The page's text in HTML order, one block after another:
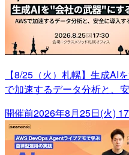
【8/25（火）札幌】生成AI
で加速するデータ分析と、
開催前2026年8月25日(火)